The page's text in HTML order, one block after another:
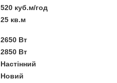
520 куб.м/год
25 кв.м
2650 Вт
2850 Вт
Настінний
Новий